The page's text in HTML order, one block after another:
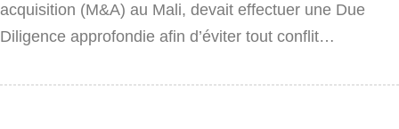
acquisition (M&A) au Mali, devait effectuer une Due
Diligence approfondie afin d’éviter tout conflit…